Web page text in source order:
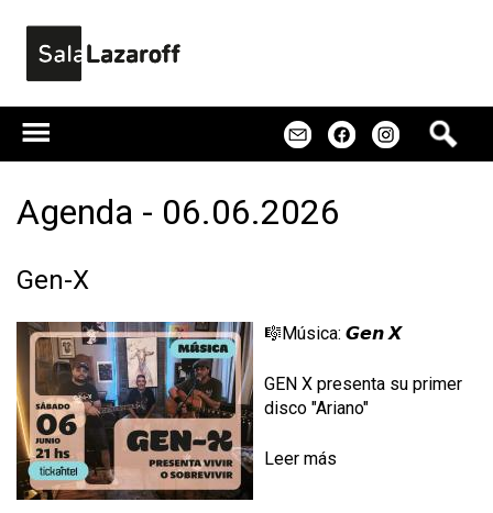
Agenda - 06.06.2026
Gen-X
🎼Música: 𝙂𝙚𝙣 𝙓
GEN X presenta su primer
disco "Ariano"
Leer más
s